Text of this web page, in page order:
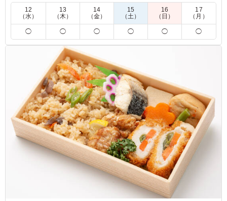
い。
※夏季や時期、気候により食の安全を考慮し、傷みやすい食材
を別の内容に変更させていただく場合がございます。
前田硝子株式会社
お魚とそぼろが最高でした
ご利用シーン：会議・セミナー›ランチミーティング
大阪府大阪市北区中崎2026/08/05
12
（水）
13
（木）
14
（金）
15
（土）
16
（日）
17
（月）
◯ ◯ ◯ ◯ ◯ ◯